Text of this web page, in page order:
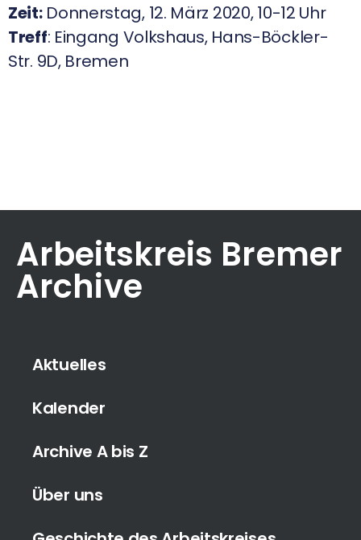
Zeit:Donnerstag, 12. März 2020, 10-12 Uhr
Treff: Eingang Volkshaus, Hans-Böckler-
Str. 9D, Bremen
Arbeitskreis Bremer
Archive
Aktuelles
Kalender
Archive A bis Z
Über uns